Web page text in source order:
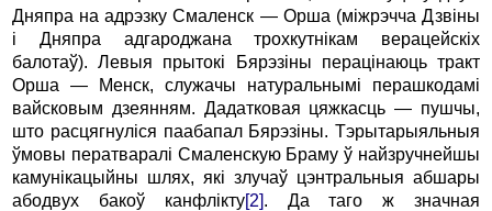
Дняпра на адрэзку Смаленск — Орша (міжрэчча Дзвіны
і Дняпра адгароджана трохкутнікам верацейскіх
балотаў). Левыя прытокі Бярэзіны перацінаюць тракт
Орша — Менск, служачы натуральнымі перашкодамі
вайсковым дзеянням. Дадатковая цяжкасць — пушчы,
што расцягнуліся паабапал Бярэзіны. Тэрытарыяльныя
ўмовы ператваралі Смаленскую Браму ў найзручнейшы
камунікацыйны шлях, які злучаў цэнтральныя абшары
абодвух бакоў канфлікту[2]. Да таго ж значная